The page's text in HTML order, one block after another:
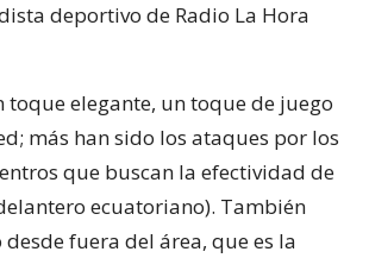
deportivo de Radio La Hora
toque elegante, un toque de juego
más han sido los ataques por los
que buscan la efectividad de
ecuatoriano). También
fuera del área, que es la